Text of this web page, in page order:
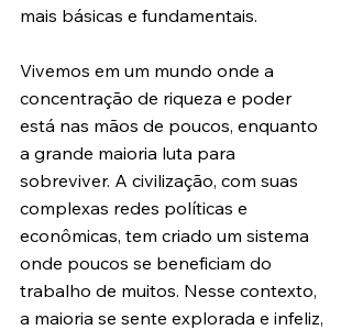
mais básicas e fundamentais.
Vivemos em um mundo onde a
concentração de riqueza e poder
está nas mãos de poucos, enquanto
a grande maioria luta para
sobreviver. A civilização, com suas
complexas redes políticas e
econômicas, tem criado um sistema
onde poucos se beneficiam do
trabalho de muitos. Nesse contexto,
a maioria se sente explorada e infeliz,